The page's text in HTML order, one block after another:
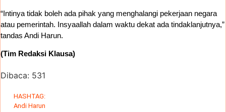
“Intinya tidak boleh ada pihak yang menghalangi pekerjaan negara
atau pemerintah. Insyaallah dalam waktu dekat ada tindaklanjutnya,”
tandas Andi Harun.
(Tim Redaksi Klausa)
Dibaca: 531
HASHTAG:
Andi Harun